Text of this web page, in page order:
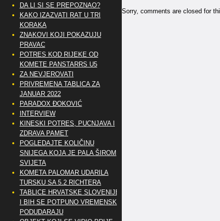
Sorry, comments are closed for
DA LI SI SE PREPOZNAO?
KAKO IZAZVATI RAT U TRI
KORAKA
ZNAKOVI KOJI POKAZUJU
PRAVAC
POTRES KOD RIJEKE OD
KOMETE PANSTARRS U5
ZA NEVJEROVATI
PRIVREMENA TABLICA ZA
JANUAR 2022
PARADOX ĐOKOVIĆ
INTERVIEW
KINESKI POTRES, PUCNJAVA I
ZDRAVA PAMET
POGLEDAJTE KOLIČINU
SNIJEGA KOJA JE PALA ŠIROM
SVIJETA
KOMETA PALOMAR UDARILA
TURSKU SA 5.2 RICHTERA
TABLICE HRVATSKE SLOVENIJE
I BIH SE POTPUNO VREMENSKI
PODUDARAJU